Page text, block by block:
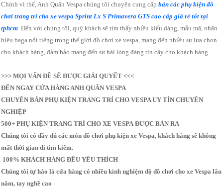
Chính vì thế, Anh Quân Vespa chúng tôi chuyên cung cấpbán các phụ kiện đồ
chơi trang trí cho xe vespa Sprint Lx S Primavera GTS cao cấp giá rẻ tốt tại
tphcm. Đến với chúng tôi, quý khách sẽ tìm thấy nhiều kiểu dáng, mẫu mã, nhãn
hiệu baga nổi tiếng trong thế giới đồ chơi xe vespa, mang đến nhiều sự lựa chọn
cho khách hàng, đảm bảo mang đến sự hài lòng đáng tin cậy cho khách hàng.
>>> MỌI VẤN ĐỀ SẼ ĐƯỢC GIẢI QUYẾT <<<
ĐẾN NGAY CỬA HÀNG ANH QUÂN VESPA
CHUYÊN BÁN PHỤ KIỆN TRANG TRÍ CHO VESPA UY TÍN CHUYÊN
NGHIỆP
500+ PHỤ KIỆN TRANG TRÍ CHO XE VESPA ĐƯỢC BÁN RA
Chúng tôi có đầy đủ các món đồ chơi phụ kiện xe Vespa, khách hàng sẽ không
mất thời gian đi tìm kiếm.
100% KHÁCH HÀNG ĐỀU YÊU THÍCH
Chúng tôi tự hào là cửa hàng có nhiều kinh nghiệm độ đồ chơi cho xe Vespa lâu
năm, tay nghề cao